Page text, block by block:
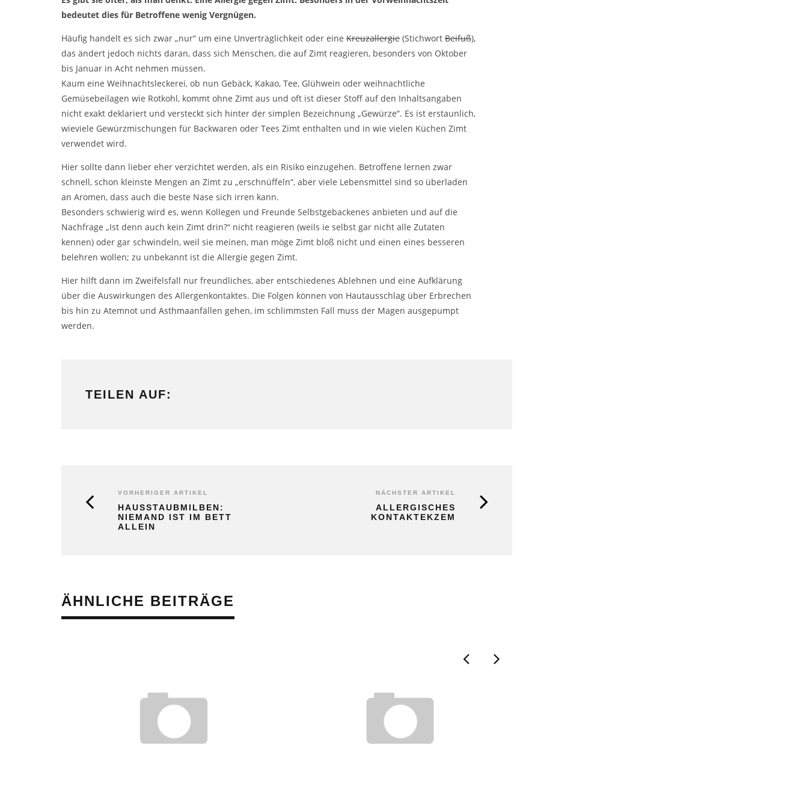
bedeutet dies für Betroffene wenig Vergnügen.
Häufig handelt es sich zwar „nur“ um eine Unverträglichkeit oder eine Kreuzallergie (Stichwort Beifuß),
das ändert jedoch nichts daran, dass sich Menschen, die auf Zimt reagieren, besonders von Oktober
bis Januar in Acht nehmen müssen.
Kaum eine Weihnachtsleckerei, ob nun Gebäck, Kakao, Tee, Glühwein oder weihnachtliche
Gemüsebeilagen wie Rotkohl, kommt ohne Zimt aus und oft ist dieser Stoff auf den Inhaltsangaben
nicht exakt deklariert und versteckt sich hinter der simplen Bezeichnung „Gewürze“. Es ist erstaunlich,
wieviele Gewürzmischungen für Backwaren oder Tees Zimt enthalten und in wie vielen Küchen Zimt
verwendet wird.
Hier sollte dann lieber eher verzichtet werden, als ein Risiko einzugehen. Betroffene lernen zwar
schnell, schon kleinste Mengen an Zimt zu „erschnüffeln“, aber viele Lebensmittel sind so überladen
an Aromen, dass auch die beste Nase sich irren kann.
Besonders schwierig wird es, wenn Kollegen und Freunde Selbstgebackenes anbieten und auf die
Nachfrage „Ist denn auch kein Zimt drin?“ nicht reagieren (weils ie selbst gar nicht alle Zutaten
kennen) oder gar schwindeln, weil sie meinen, man möge Zimt bloß nicht und einen eines besseren
belehren wollen; zu unbekannt ist die Allergie gegen Zimt.
Hier hilft dann im Zweifelsfall nur freundliches, aber entschiedenes Ablehnen und eine Aufklärung
über die Auswirkungen des Allergenkontaktes. Die Folgen können von Hautausschlag über Erbrechen
bis hin zu Atemnot und Asthmaanfällen gehen, im schlimmsten Fall muss der Magen ausgepumpt
werden.
TEILEN AUF:
VORHERIGER ARTIKEL
HAUSSTAUBMILBEN:
NIEMAND IST IM BETT
ALLEIN
NÄCHSTER ARTIKEL
ALLERGISCHES
KONTAKTEKZEM
ÄHNLICHE BEITRÄGE